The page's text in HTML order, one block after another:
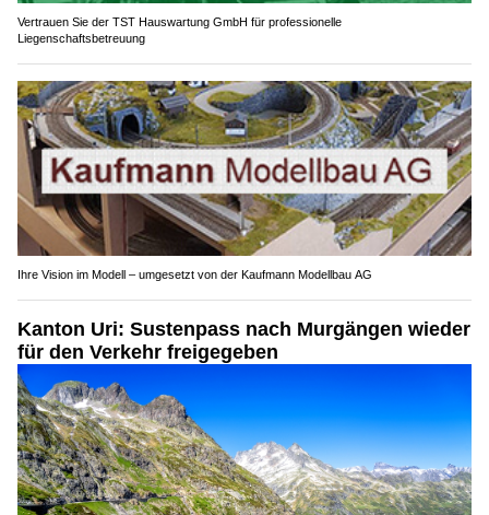
Vertrauen Sie der TST Hauswartung GmbH für professionelle
Liegenschaftsbetreuung
Ihre Vision im Modell – umgesetzt von der Kaufmann Modellbau AG
Kanton Uri: Sustenpass nach Murgängen wieder
für den Verkehr freigegeben